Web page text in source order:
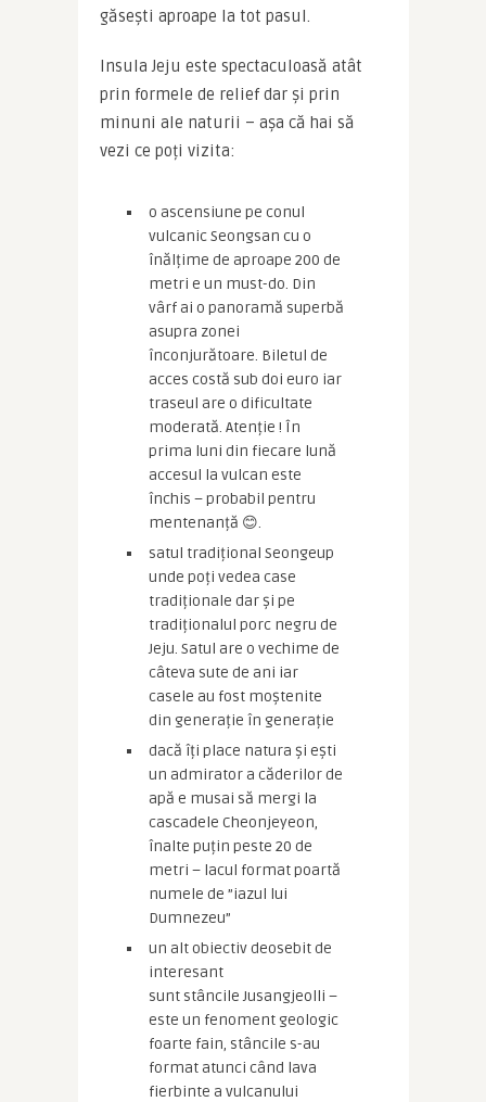
găsești aproape la tot pasul.
Insula Jeju este spectaculoasă atât
prin formele de relief dar și prin
minuni ale naturii – așa că hai să
vezi ce poți vizita:
o ascensiune pe conul
vulcanic Seongsan cu o
înălțime de aproape 200 de
metri e un must-do. Din
vârf ai o panoramă superbă
asupra zonei
înconjurătoare. Biletul de
acces costă sub doi euro iar
traseul are o dificultate
moderată. Atenție ! În
prima luni din fiecare lună
accesul la vulcan este
închis – probabil pentru
mentenanță 😊.
satul tradițional Seongeup
unde poți vedea case
tradiționale dar și pe
tradiționalul porc negru de
Jeju. Satul are o vechime de
câteva sute de ani iar
casele au fost moștenite
din generație în generație
dacă îți place natura și ești
un admirator a căderilor de
apă e musai să mergi la
cascadele Cheonjeyeon,
înalte puțin peste 20 de
metri – lacul format poartă
numele de ”iazul lui
Dumnezeu”
un alt obiectiv deosebit de
interesant
sunt stâncile Jusangjeolli –
este un fenoment geologic
foarte fain, stâncile s-au
format atunci când lava
fierbinte a vulcanului